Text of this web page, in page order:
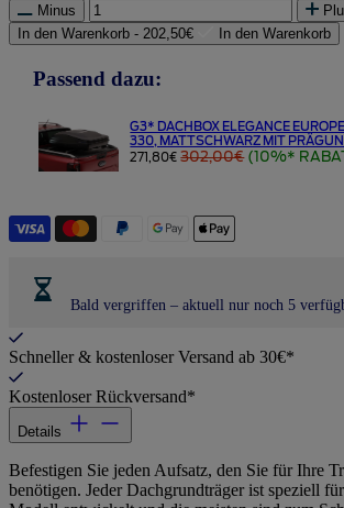
Minus
In den Warenkorb - 202,50€ In den Warenkorb
Passend dazu:
G3* DACHBOX ELEGANCE EUROPE
330, MATTSCHWARZ MIT
271,80€ 302,00€ (10%*
Bald vergriffen – aktuell nur noch 5
Schneller & kostenloser Versand ab 30€*
Kostenloser Rückversand*
Details
Befestigen Sie jeden Aufsatz, den Sie für Ihre
benötigen. Jeder Dachgrundträger ist speziell